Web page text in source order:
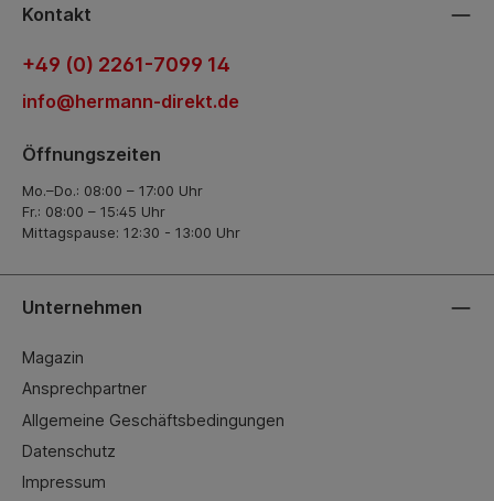
Kontakt
+49 (0) 2261-7099 14
info@hermann-direkt.de
Öffnungszeiten
Mo.–Do.: 08:00 – 17:00 Uhr
Fr.: 08:00 – 15:45 Uhr
Mittagspause: 12:30 - 13:00 Uhr
Unternehmen
Magazin
Ansprechpartner
Allgemeine Geschäftsbedingungen
Datenschutz
Impressum